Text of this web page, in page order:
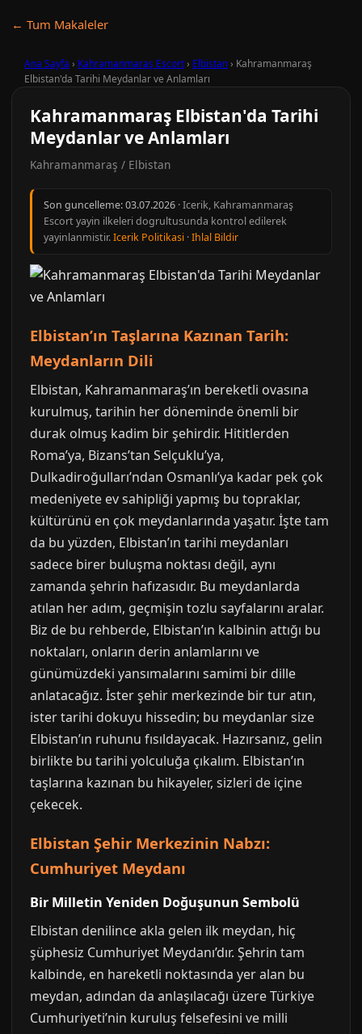
← Tum Makaleler
Ana Sayfa › Kahramanmaraş Escort› Elbistan› Kahramanmaraş
Elbistan'da Tarihi Meydanlar ve Anlamları
Kahramanmaraş Elbistan'da Tarihi
Meydanlar ve Anlamları
Kahramanmaraş / Elbistan
Son guncelleme:03.07.2026 · Icerik, Kahramanmaraş
Escort yayin ilkeleri dogrultusunda kontrol edilerek
yayinlanmistir.Icerik Politikasi ·Ihlal Bildir
Elbistan’ın Taşlarına Kazınan Tarih:
Meydanların Dili
Elbistan, Kahramanmaraş’ın bereketli ovasına
kurulmuş, tarihin her döneminde önemli bir
durak olmuş kadim bir şehirdir. Hititlerden
Roma’ya, Bizans’tan Selçuklu’ya,
Dulkadiroğulları’ndan Osmanlı’ya kadar pek çok
medeniyete ev sahipliği yapmış bu topraklar,
kültürünü en çok meydanlarında yaşatır. İşte tam
da bu yüzden, Elbistan’ın tarihi meydanları
sadece birer buluşma noktası değil, aynı
zamanda şehrin hafızasıdır. Bu meydanlarda
atılan her adım, geçmişin tozlu sayfalarını aralar.
Biz de bu rehberde, Elbistan’ın kalbinin attığı bu
noktaları, onların derin anlamlarını ve
günümüzdeki yansımalarını samimi bir dille
anlatacağız. İster şehir merkezinde bir tur atın,
ister tarihi dokuyu hissedin; bu meydanlar size
Elbistan’ın ruhunu fısıldayacak. Hazırsanız, gelin
birlikte bu tarihi yolculuğa çıkalım. Elbistan’ın
taşlarına kazınan bu hikayeler, sizleri de içine
çekecek.
Elbistan Şehir Merkezinin Nabzı:
Cumhuriyet Meydanı
Bir Milletin Yeniden Doğuşunun Sembolü
Elbistan denilince akla gelen ilk meydan, hiç
şüphesiz Cumhuriyet Meydanı’dır. Şehrin tam
kalbinde, en hareketli noktasında yer alan bu
meydan, adından da anlaşılacağı üzere Türkiye
Cumhuriyeti’nin kuruluş felsefesini ve milli